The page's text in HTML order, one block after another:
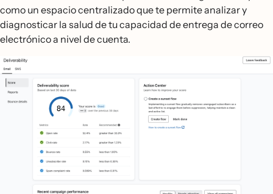
como un espacio centralizado que te permite analizar y
diagnosticar la salud de tu capacidad de entrega de correo
electrónico a nivel de cuenta.